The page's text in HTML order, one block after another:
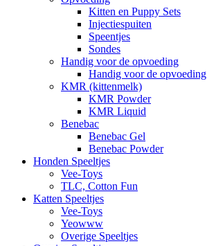
Kitten en Puppy Sets
Injectiespuiten
Speentjes
Sondes
Handig voor de opvoeding
Handig voor de opvoeding
KMR (kittenmelk)
KMR Powder
KMR Liquid
Benebac
Benebac Gel
Benebac Powder
Honden Speeltjes
Vee-Toys
TLC, Cotton Fun
Katten Speeltjes
Vee-Toys
Yeowww
Overige Speeltjes